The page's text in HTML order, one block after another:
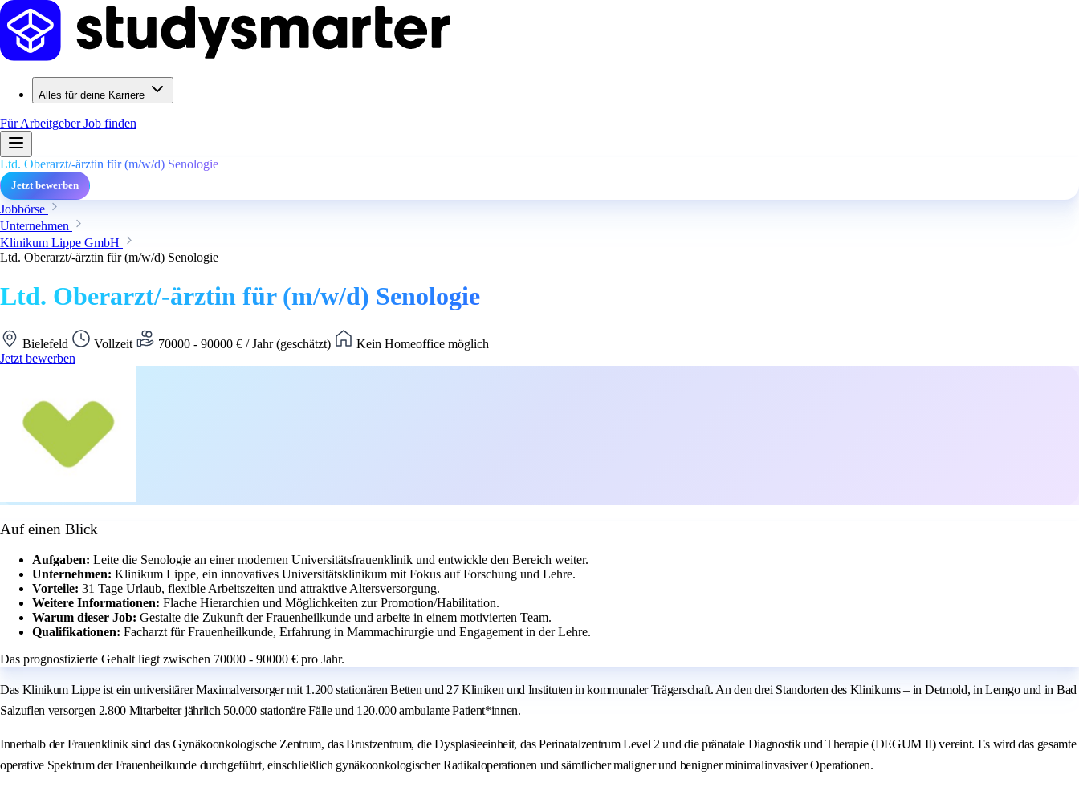
Alles für deine Karriere
Für ArbeitgeberJob finden
Ltd. Oberarzt/-ärztin für (m/w/d) Senologie
Jetzt bewerben
Jobbörse
Unternehmen
Klinikum Lippe GmbH
Ltd. Oberarzt/-ärztin für (m/w/d) Senologie
Ltd. Oberarzt/-ärztin für (m/w/d) Senologie
Bielefeld Vollzeit 70000 - 90000 € / Jahr (geschätzt)
Kein Homeoffice möglich
Jetzt bewerben
Auf einen Blick
Aufgaben: Leite die Senologie an einer modernen Universitätsfrauenklinik und entwickle den Bereich weiter.
Unternehmen: Klinikum Lippe, ein innovatives Universitätsklinikum mit Fokus auf Forschung und Lehre.
Vorteile: 31 Tage Urlaub, flexible Arbeitszeiten und attraktive Altersversorgung.
Weitere Informationen: Flache Hierarchien und Möglichkeiten zur Promotion/Habilitation.
Warum dieser Job: Gestalte die Zukunft der Frauenheilkunde und arbeite in einem motivierten Team.
Qualifikationen: Facharzt für Frauenheilkunde, Erfahrung in Mammachirurgie und Engagement in der Lehre.
Das prognostizierte Gehalt liegt zwischen 70000 - 90000 € pro Jahr.
Das Klinikum Lippe ist ein universitärer Maximalversorger mit 1.200 stationären Betten und 27 Kliniken und Instituten in kommunaler Trägerschaft. An den drei Standorten des Klinikums – in Detmold, in Lemgo und in Bad
Salzuflen versorgen 2.800 Mitarbeiter jährlich 50.000 stationäre Fälle und 120.000 ambulante Patient*innen.
Innerhalb der Frauenklinik sind das Gynäkoonkologische Zentrum, das Brustzentrum, die Dysplasieeinheit, das Perinatalzentrum Level 2 und die pränatale Diagnostik und Therapie (DEGUM II) vereint. Es wird das gesamte
operative Spektrum der Frauenheilkunde durchgeführt, einschließlich gynäkoonkologischer Radikaloperationen und sämtlicher maligner und benigner minimalinvasiver Operationen.